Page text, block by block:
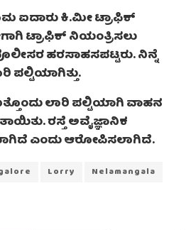
ಐದಾರು ಕಿ.ಮೀ ಟ್ರಾಫಿಕ್
ಟ್ರಾಫಿಕ್ ನಿಯಂತ್ರಿಸಲು
ಹರಸಾಹಸಪಟ್ಟರು. ನಿನ್ನೆ
ಪಲ್ಟಿಯಾಗಿತ್ತು.
ಲಾರಿ ಪಲ್ಟಿಯಾಗಿ ವಾಹನ
ರಸ್ತೆ ಅವೈಜ್ಞಾನಿಕ
ಎಂದು ಆರೋಪಿಸಲಾಗಿದೆ.
Lorry
Nelamangala